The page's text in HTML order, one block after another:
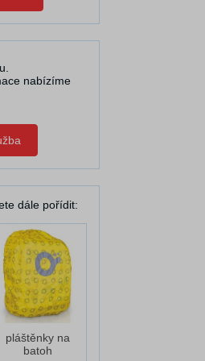
nabízíme
dále pořídit:
pláštěnky na
batoh